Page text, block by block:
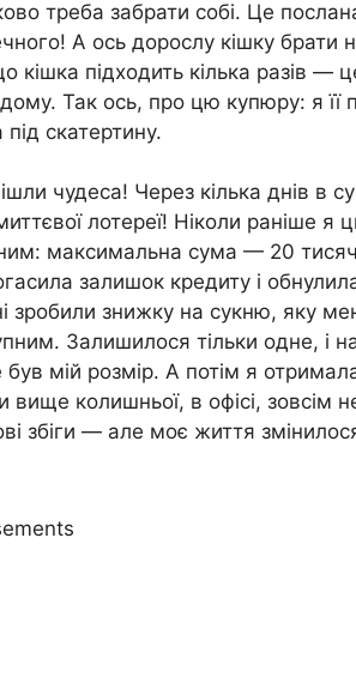
треба забрати собі. Це
А ось дорослу кішку брати
кішка підходить кілька разів —
Так ось, про цю купюру: я її
скатертину.
чудеса! Через кілька днів в
лотереї! Ніколи раніше
максимальна сума — 20
залишок кредиту і
зробили знижку на сукню, яку
Залишилося тільки одне, і
мій розмір. А потім я
вище колишньої, в офісі, зовсім
збіги — але моє життя